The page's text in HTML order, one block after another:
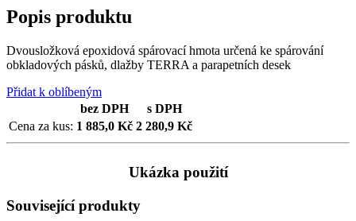
Popis produktu
Dvousložková epoxidová spárovací hmota určená ke spárování
obkladových pásků, dlažby TERRA a parapetních desek
Přidat k oblíbeným
bez DPH
s DPH
Cena za kus: 1 885,0 Kč 2 280,9 Kč
Ukázka použití
Související produkty